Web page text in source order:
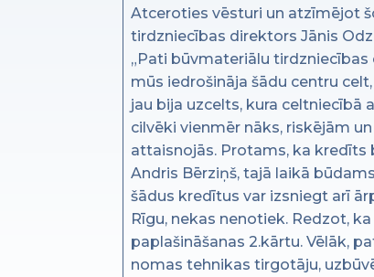
Atceroties vēsturi un atzīmējot
tirdzniecības direktors Jānis
„Pati būvmateriālu
mūs iedrošināja šādu centru
jau bija uzcelts, kura celtniecībā
cilvēki vienmēr nāks, riskējām
attaisnojās. Protams, ka kredīts
Andris Bērziņš, tajā laikā
šādus kredītus var izsniegt arī
Rīgu, nekas nenotiek. Redzot,
paplašināšanas 2.kārtu. Vēlāk,
nomas tehnikas tirgotāju,